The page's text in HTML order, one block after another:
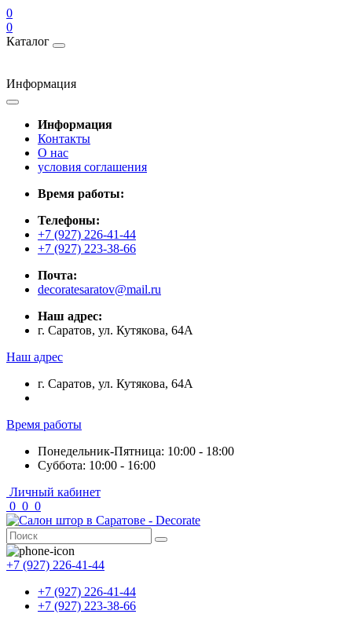
0
0
Каталог
Информация
Информация
Контакты
О нас
условия соглашения
Время работы:
Телефоны:
+7 (927) 226-41-44
+7 (927) 223-38-66
Почта:
decoratesaratov@mail.ru
Наш адрес:
г. Саратов, ул. Кутякова, 64А
Наш адрес
г. Саратов, ул. Кутякова, 64А
Время работы
Понедельник-Пятница: 10:00 - 18:00
Суббота: 10:00 - 16:00
Личный кабинет
0 0 0
+7 (927) 226-41-44
+7 (927) 226-41-44
+7 (927) 223-38-66